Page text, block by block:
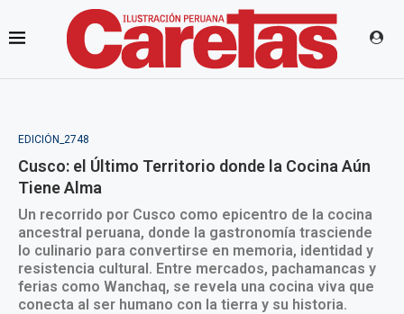
EDICIÓN_2748
Cusco: el Último Territorio donde la Cocina Aún
Tiene Alma
Un recorrido por Cusco como epicentro de la cocina
ancestral peruana, donde la gastronomía trasciende
lo culinario para convertirse en memoria, identidad y
resistencia cultural. Entre mercados, pachamancas y
ferias como Wanchaq, se revela una cocina viva que
conecta al ser humano con la tierra y su historia.